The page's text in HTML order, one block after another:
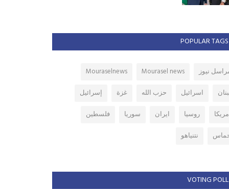
POPULAR TAGS
نيوز Mourasel news
Mouraselnews
اسرائيل حزب الله غزة
إسرائيل
روسيا ايران سوريا
فلسطين
نتنياهو
VOTING POLL